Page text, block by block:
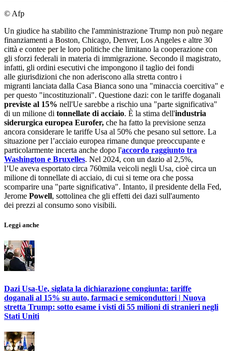
© Afp
Un giudice ha stabilito che l'amministrazione Trump non può negare
finanziamenti a Boston, Chicago, Denver, Los Angeles e altre 30
città e contee per le loro politiche che limitano la cooperazione con
gli sforzi federali in materia di immigrazione. Secondo il magistrato,
infatti, gli ordini esecutivi che impongono il taglio dei fondi
alle giurisdizioni che non aderiscono alla stretta contro i
migranti lanciata dalla Casa Bianca sono una "minaccia coercitiva" e
per questo "incostituzionali". Questione dazi: con le tariffe doganali
previste al 15% nell'Ue sarebbe a rischio una "parte significativa"
di un milione di tonnellate di acciaio. È la stima dell'industria
siderurgica europea Eurofer, che ha fatto la previsione senza
ancora considerare le tariffe Usa al 50% che pesano sul settore. La
situazione per l’acciaio europea rimane dunque preoccupante e
particolarmente incerta anche dopo l'accordo raggiunto tra
Washington e Bruxelles. Nel 2024, con un dazio al 2,5%,
l’Ue aveva esportato circa 760mila veicoli negli Usa, cioè circa un
milione di tonnellate di acciaio, di cui si teme ora che possa
scomparire una "parte significativa". Intanto, il presidente della Fed,
Jerome Powell, sottolinea che gli effetti dei dazi sull'aumento
dei prezzi al consumo sono visibili.
Leggi anche
Dazi Usa-Ue, siglata la dichiarazione congiunta: tariffe
doganali al 15% su auto, farmaci e semiconduttori | Nuova
stretta Trump: sotto esame i visti di 55 milioni di stranieri negli
Stati Uniti